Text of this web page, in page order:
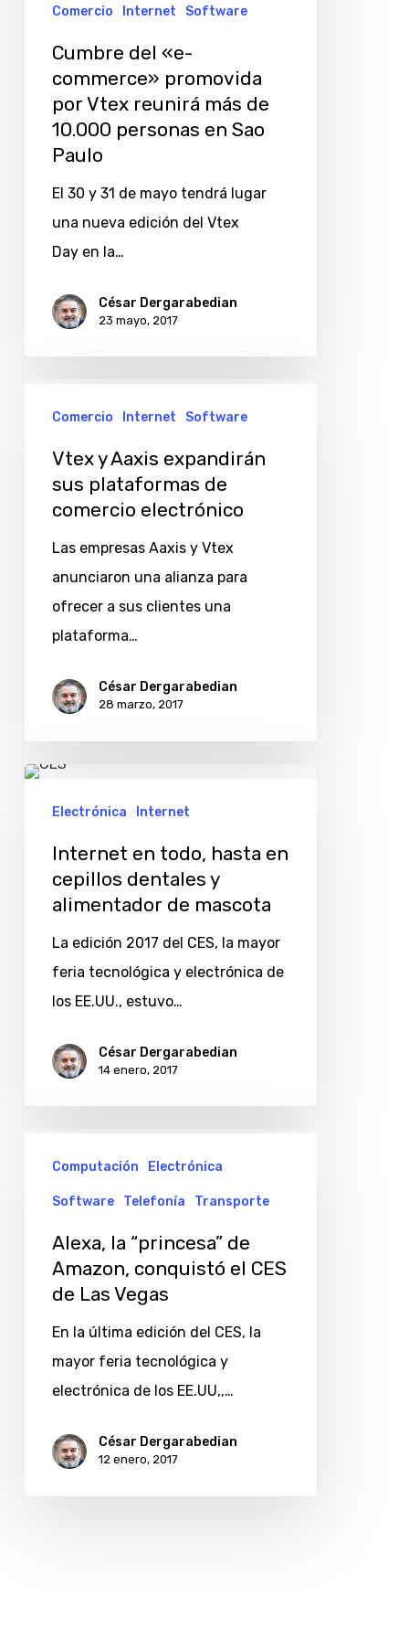
Paulo
Comercio Internet Software
Cumbre del «e-
commerce» promovida
por Vtex reunirá más de
10.000 personas en Sao
Paulo
El 30 y 31 de mayo tendrá lugar
una nueva edición del Vtex
Day en la…
César Dergarabedian
23 mayo, 2017
Aaxis
expandirán
plataformas
comercio
electrónico
Comercio Internet Software
Vtex y Aaxis expandirán
sus plataformas de
comercio electrónico
Las empresas Aaxis y Vtex
anunciaron una alianza para
ofrecer a sus clientes una
plataforma…
César Dergarabedian
28 marzo, 2017
Internet
hasta
dentales
alimentador
mascota
Electrónica Internet
Internet en todo, hasta en
cepillos dentales y
alimentador de mascota
La edición 2017 del CES, la mayor
feria tecnológica y electrónica de
los EE.UU., estuvo…
César Dergarabedian
14 enero, 2017
“princesa”
Amazon,
conquistó
Vegas
Computación Electrónica
Software Telefonía Transporte
Alexa, la “princesa” de
Amazon, conquistó el CES
de Las Vegas
En la última edición del CES, la
mayor feria tecnológica y
electrónica de los EE.UU,,…
César Dergarabedian
12 enero, 2017